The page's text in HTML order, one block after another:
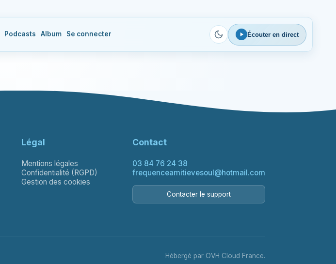
Podcasts Album Se connecter Écouter en direct
Légal
Mentions légales
Confidentialité (RGPD)
Gestion des cookies
Contact
03 84 76 24 38
frequenceamitievesoul@hotmail.com
Contacter le support
Hébergé par OVH Cloud France.